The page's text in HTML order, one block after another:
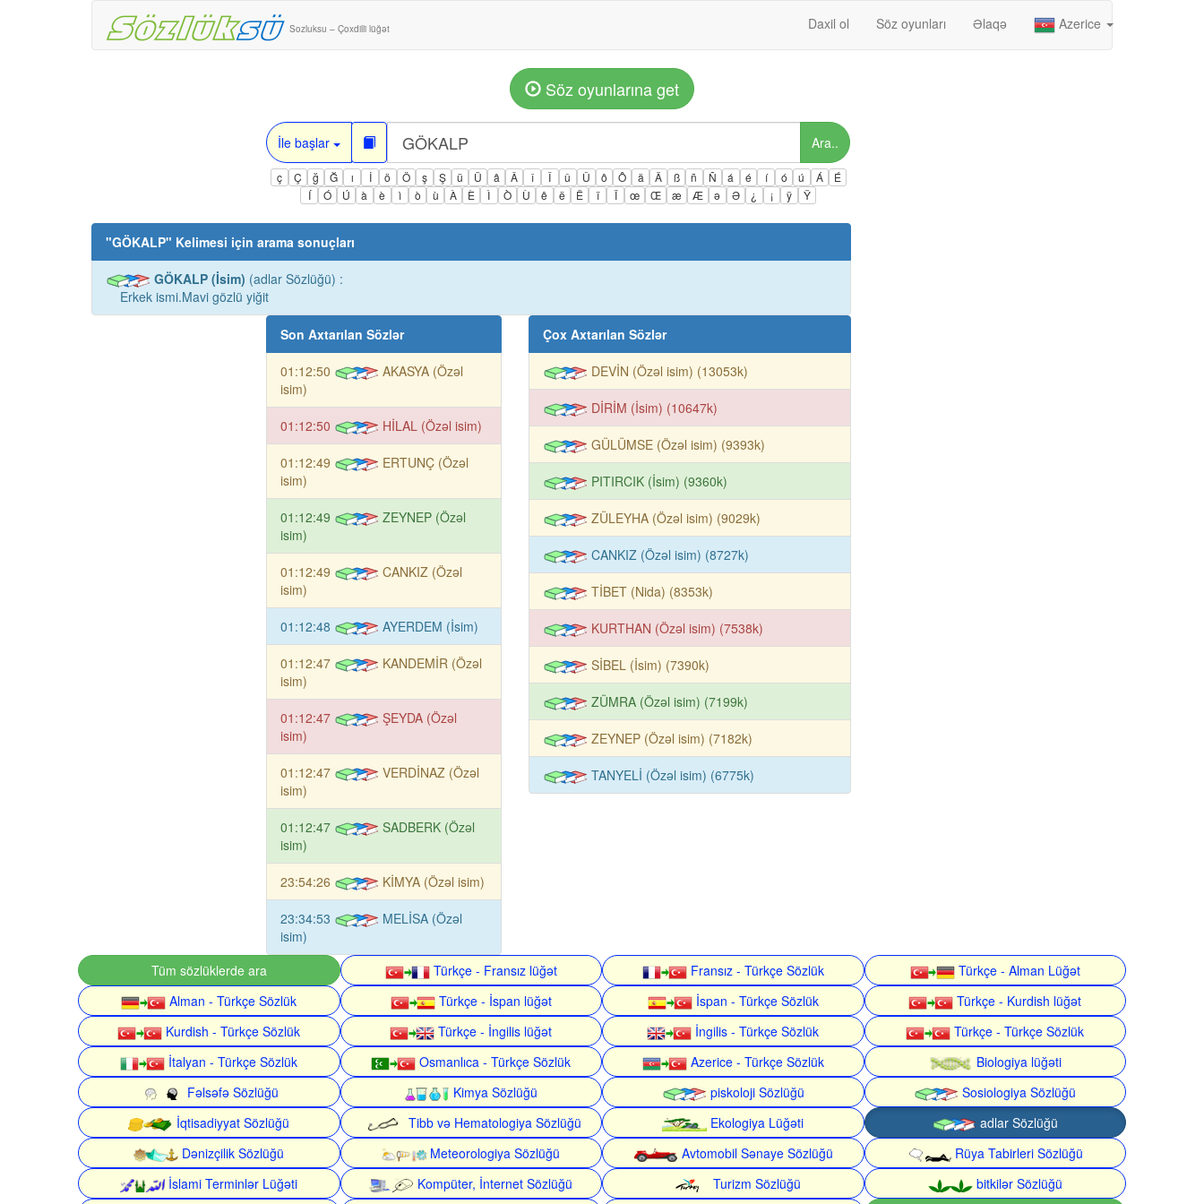
Sozluksu – Çoxdilli lüğət Daxil ol Söz oyunları Əlaqə Azerice
Söz oyunlarına get
İle başlar Ara..
ç Ç ğ Ğ ı İ ö Ö ş Ş ü Ü â Â î Î û Û ô Ô ä Ä ß ñ Ñ á é í ó ú Á
É
Í
Ó Ú à è ì ò ù À È Ì Ò Ù ê ë Ë ï Ï œ Œ æ Æ ə Ə ¿ ¡ ÿ Ÿ
"GÖKALP" Kelimesi için arama sonuçları
GÖKALP (İsim) (adlar Sözlüğü) :
Erkek ismi.Mavi gözlü yiğit
Son Axtarılan Sözlər
01:12:50
AKASYA (Özəl
isim)
01:12:50 HİLAL (Özəl isim)
01:12:49
ERTUNÇ (Özəl
isim)
01:12:49
ZEYNEP (Özəl
isim)
01:12:49
CANKIZ (Özəl
isim)
01:12:48 AYERDEM (İsim)
01:12:47
KANDEMİR (Özəl
isim)
01:12:47
ŞEYDA (Özəl
isim)
01:12:47
VERDİNAZ (Özəl
isim)
01:12:47
SADBERK (Özəl
isim)
23:54:26 KİMYA (Özəl isim)
23:34:53
MELİSA (Özəl
isim)
Çox Axtarılan Sözlər
DEVİN (Özəl isim) (13053k)
DİRİM (İsim) (10647k)
GÜLÜMSE (Özəl isim) (9393k)
PITIRCIK (İsim) (9360k)
ZÜLEYHA (Özəl isim) (9029k)
CANKIZ (Özəl isim) (8727k)
TİBET (Nida) (8353k)
KURTHAN (Özəl isim) (7538k)
SİBEL (İsim) (7390k)
ZÜMRA (Özəl isim) (7199k)
ZEYNEP (Özəl isim) (7182k)
TANYELİ (Özəl isim) (6775k)
Tüm sözlüklerde ara Türkçe - Fransız lüğət Fransız - Türkçe Sözlük
Türkçe - Alman Lüğət
Alman - Türkçe Sözlük
Türkçe - İspan lüğət İspan - Türkçe Sözlük
Türkçe - Kurdish lüğət
Kurdish - Türkçe Sözlük
Türkçe - İngilis lüğət İngilis - Türkçe Sözlük
Türkçe - Türkçe Sözlük
İtalyan - Türkçe Sözlük
Osmanlıca - Türkçe Sözlük Azerice - Türkçe Sözlük
Biologiya lüğəti
Fəlsəfə Sözlüğü
Kimya Sözlüğü piskoloji Sözlüğü
Sosiologiya Sözlüğü
İqtisadiyyat Sözlüğü
Tibb və Hematologiya Sözlüğü Ekologiya Lüğəti
adlar Sözlüğü
Dənizçilik Sözlüğü
Meteorologiya Sözlüğü Avtomobil Sənaye Sözlüğü
Rüya Tabirleri Sözlüğü
İslami Terminlər Lüğəti
Kompüter, İnternet Sözlüğü Turizm Sözlüğü bitkilər Sözlüğü